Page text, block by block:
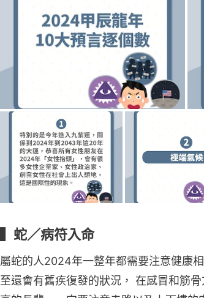
▍蛇／病符入命
屬蛇的人2024年一整年都需要注意健康
至還會有舊疾復發的狀況， 在感冒和筋